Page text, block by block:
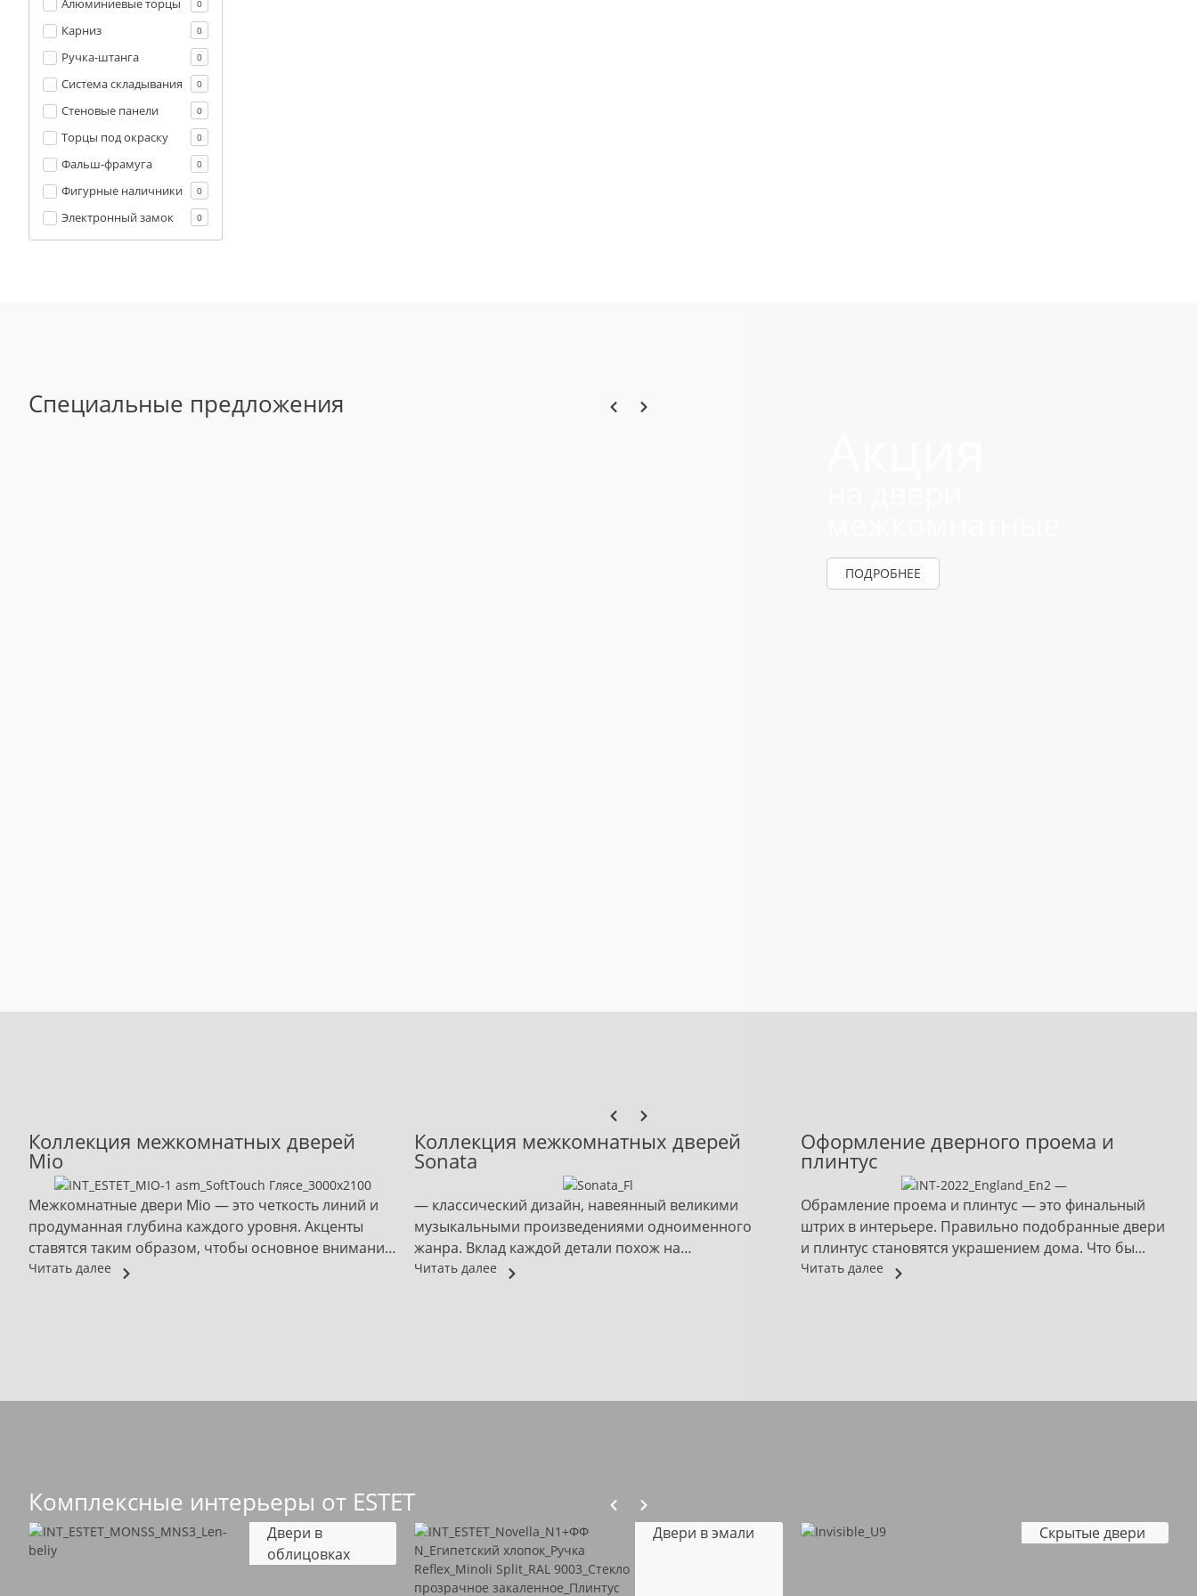
0
Карниз 0
Ручка-штанга 0
Система складывания 0
Стеновые панели 0
Торцы под окраску 0
Фальш-фрамуга 0
Фигурные наличники 0
Электронный замок 0
Специальные предложения
ПОДРОБНЕЕ
Коллекция межкомнатных дверей
Mio
Межкомнатные двери Mio — это четкость линий и
продуманная глубина каждого уровня. Акценты
ставятся таким образом, чтобы основное внимание
в...
Читать далее
Коллекция межкомнатных дверей
Sonata
— классический дизайн, навеянный великими
музыкальными произведениями одноименного
жанра. Вклад каждой детали похож на
распределение партий в оркестре, где только...
Читать далее
Оформление дверного проема и
плинтус
Обрамление проема и плинтус — это финальный
штрих в интерьере. Правильно подобранные двери
и плинтус становятся украшением дома. Что бы...
Читать далее
Комплексные интерьеры от ESTET
Двери в
облицовках
Двери в эмали Скрытые двери